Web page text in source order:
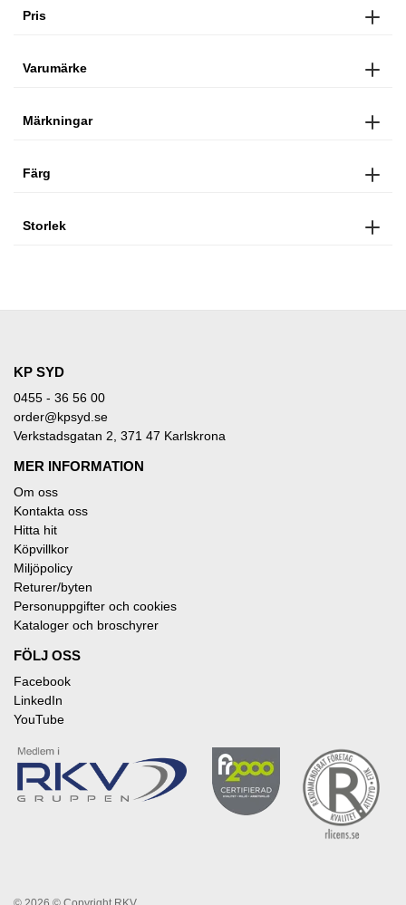
Pris
Varumärke
Märkningar
Färg
Storlek
KP SYD
0455 - 36 56 00
order@kpsyd.se
Verkstadsgatan 2, 371 47 Karlskrona
MER INFORMATION
Om oss
Kontakta oss
Hitta hit
Köpvillkor
Miljöpolicy
Returer/byten
Personuppgifter och cookies
Kataloger och broschyrer
FÖLJ OSS
Facebook
LinkedIn
YouTube